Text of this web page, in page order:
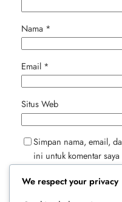
Nama *
Email *
Situs Web
Simpan nama, email,
ini untuk komentar
We respect your privacy